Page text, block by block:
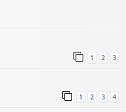
1 2 3
1 2 3 4